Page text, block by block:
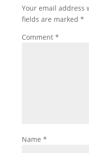
Your email address
fields are marked *
Comment *
Name *